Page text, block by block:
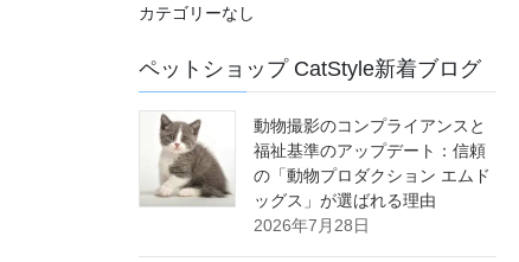
カテゴリーなし
ペットショップ CatStyle新着ブログ
動物撮影のコンプライアンスと
福祉基準のアップデート：信頼
の「動物プロダクション エムド
ッグス」が選ばれる理由
2026年7月28日